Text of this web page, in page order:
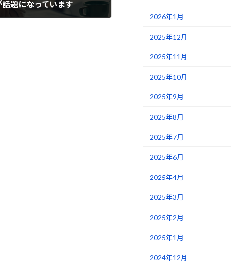
話題になっています
2026年1月
2025年12月
2025年11月
2025年10月
2025年9月
2025年8月
2025年7月
2025年6月
2025年4月
2025年3月
2025年2月
2025年1月
2024年12月